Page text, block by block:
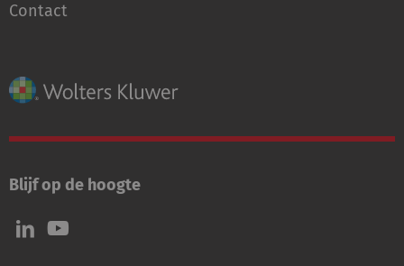
Contact
Blijf op de hoogte
Volg
ons
Volg
ons